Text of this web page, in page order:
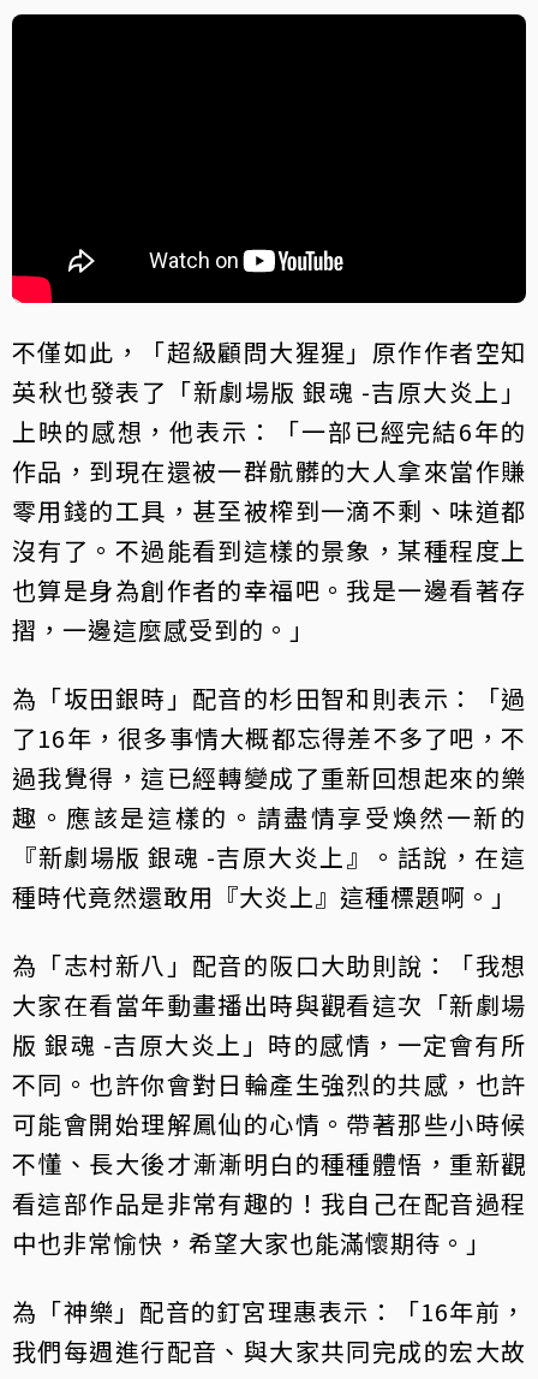
不僅如此，「超級顧問大猩猩」原作作者空知
英秋也發表了「新劇場版 銀魂 -吉原大炎上」
上映的感想，他表示：「一部已經完結6年的
作品，到現在還被一群骯髒的大人拿來當作賺
零用錢的工具，甚至被榨到一滴不剩、味道都
沒有了。不過能看到這樣的景象，某種程度上
也算是身為創作者的幸福吧。我是一邊看著存
摺，一邊這麼感受到的。」
為「坂田銀時」配音的杉田智和則表示：「過
了16年，很多事情大概都忘得差不多了吧，不
過我覺得，這已經轉變成了重新回想起來的樂
趣。應該是這樣的。請盡情享受煥然一新的
『新劇場版 銀魂 -吉原大炎上』。話說，在這
種時代竟然還敢用『大炎上』這種標題啊。」
為「志村新八」配音的阪口大助則說：「我想
大家在看當年動畫播出時與觀看這次「新劇場
版 銀魂 -吉原大炎上」時的感情，一定會有所
不同。也許你會對日輪產生強烈的共感，也許
可能會開始理解鳳仙的心情。帶著那些小時候
不懂、長大後才漸漸明白的種種體悟，重新觀
看這部作品是非常有趣的！我自己在配音過程
中也非常愉快，希望大家也能滿懷期待。」
為「神樂」配音的釘宮理惠表示：「16年前，
我們每週進行配音、與大家共同完成的宏大故